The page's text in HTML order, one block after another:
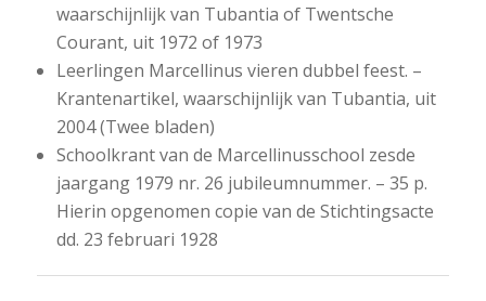
waarschijnlijk van Tubantia of Twentsche
Courant, uit 1972 of 1973
Leerlingen Marcellinus vieren dubbel feest. –
Krantenartikel, waarschijnlijk van Tubantia, uit
2004 (Twee bladen)
Schoolkrant van de Marcellinusschool zesde
jaargang 1979 nr. 26 jubileumnummer. – 35 p.
Hierin opgenomen copie van de Stichtingsacte
dd. 23 februari 1928